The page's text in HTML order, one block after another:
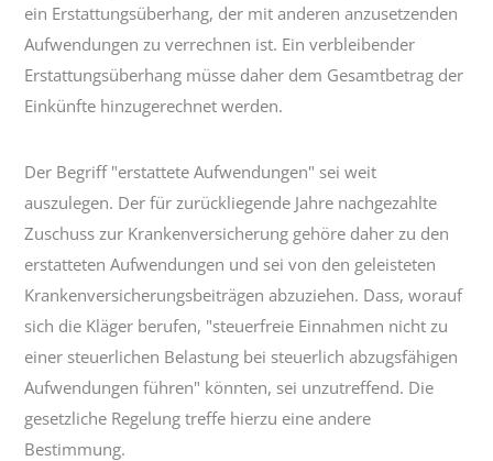
ein Erstattungsüberhang, der mit anderen anzusetzenden
Aufwendungen zu verrechnen ist. Ein verbleibender
Erstattungsüberhang müsse daher dem Gesamtbetrag der
Einkünfte hinzugerechnet werden.
Der Begriff "erstattete Aufwendungen" sei weit
auszulegen. Der für zurückliegende Jahre nachgezahlte
Zuschuss zur Krankenversicherung gehöre daher zu den
erstatteten Aufwendungen und sei von den geleisteten
Krankenversicherungsbeiträgen abzuziehen. Dass, worauf
sich die Kläger berufen, "steuerfreie Einnahmen nicht zu
einer steuerlichen Belastung bei steuerlich abzugsfähigen
Aufwendungen führen" könnten, sei unzutreffend. Die
gesetzliche Regelung treffe hierzu eine andere
Bestimmung.